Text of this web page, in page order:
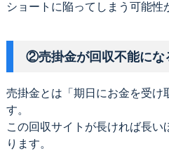
ショートに陥ってしまう可能性
②売掛金が回収不能にな
売掛金とは「期日にお金を受け
す。
この回収サイトが長ければ長い
ります。